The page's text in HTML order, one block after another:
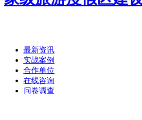
最新资讯
实战案例
合作单位
在线咨询
问卷调查